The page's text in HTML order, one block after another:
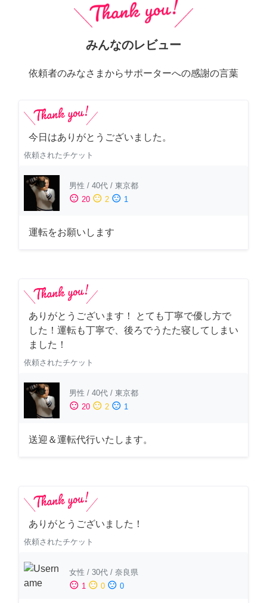
みんなのレビュー
依頼者のみなさまからサポーターへの感謝の言葉
今日はありがとうございました。
依頼されたチケット
男性 / 40代 / 東京都
sentiment_satisfied 20 sentiment_neutral 2 sentiment_dissatisfied 1
運転をお願いします
ありがとうございます！ とても丁寧で優し方で
した！運転も丁寧で、後ろでうたた寝してしまい
ました！
依頼されたチケット
男性 / 40代 / 東京都
sentiment_satisfied 20 sentiment_neutral 2 sentiment_dissatisfied 1
送迎＆運転代行いたします。
ありがとうございました！
依頼されたチケット
女性 / 30代 / 奈良県
sentiment_satisfied 1 sentiment_neutral 0 sentiment_dissatisfied 0